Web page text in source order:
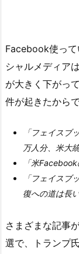
Facebook使っ
シャルメディア
が大きく下がっ
件が起きたからで
「フェイス
万人分、米大
「米
「フェイスブ
復への道は長い
さまざまな記事
選で、トランプ